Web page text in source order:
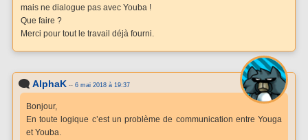
mais ne dialogue pas avec Youba !
Que faire ?
Merci pour tout le travail déjà fourni.
AlphaK -- 6 mai 2018 à 19:37
Bonjour,
En toute logique c’est un problème de communication entre Youga
et Youba.